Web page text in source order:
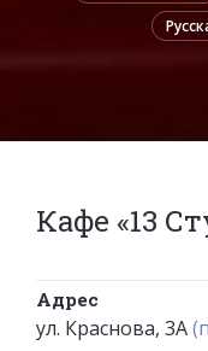
Кафе «13
Адрес
ул. Краснова, 3А